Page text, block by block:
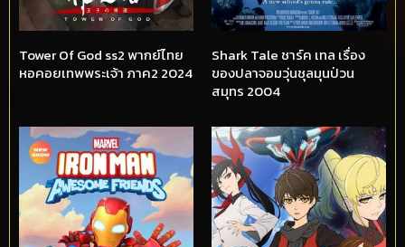
Tower Of God ss2 พากย์ไทย
หอคอยเทพพระเจ้า ภาค2 2024
Shark Tale ชาร์ค เทล เรื่อง
ของปลาจอมวุ่นชุลมุนป่วน
สมุทร 2004